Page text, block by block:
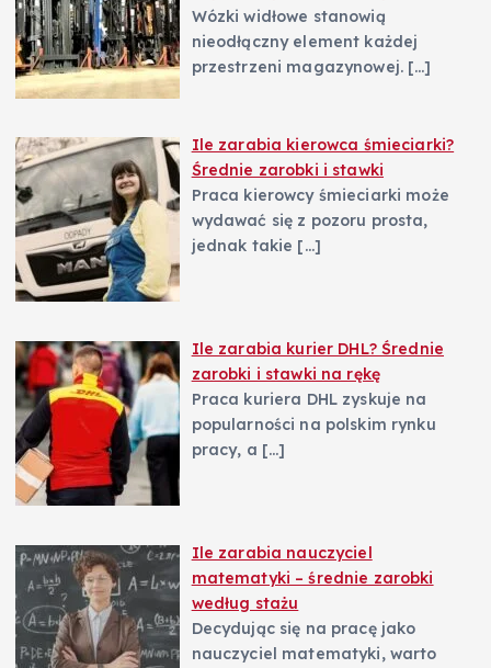
Wózki widłowe stanowią
nieodłączny element każdej
przestrzeni magazynowej. […]
Ile zarabia kierowca śmieciarki?
Średnie zarobki i stawki
Praca kierowcy śmieciarki może
wydawać się z pozoru prosta,
jednak takie […]
Ile zarabia kurier DHL? Średnie
zarobki i stawki na rękę
Praca kuriera DHL zyskuje na
popularności na polskim rynku
pracy, a […]
Ile zarabia nauczyciel
matematyki – średnie zarobki
według stażu
Decydując się na pracę jako
nauczyciel matematyki, warto